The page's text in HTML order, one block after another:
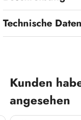
Technische Daten
Produktgalerie
Kunden
angesehen